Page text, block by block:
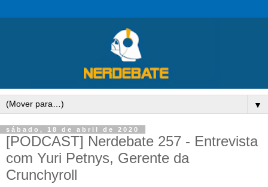
▼
sábado, 18 de abril de 2020
[PODCAST] Nerdebate 257 - Entrevista
com Yuri Petnys, Gerente da
Crunchyroll